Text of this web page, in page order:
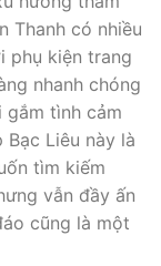
Thanh có nhiều
phụ kiện trang
nhanh chóng
gắm tình cảm
Liêu này là
tìm kiếm
vẫn đầy ấn
cũng là một